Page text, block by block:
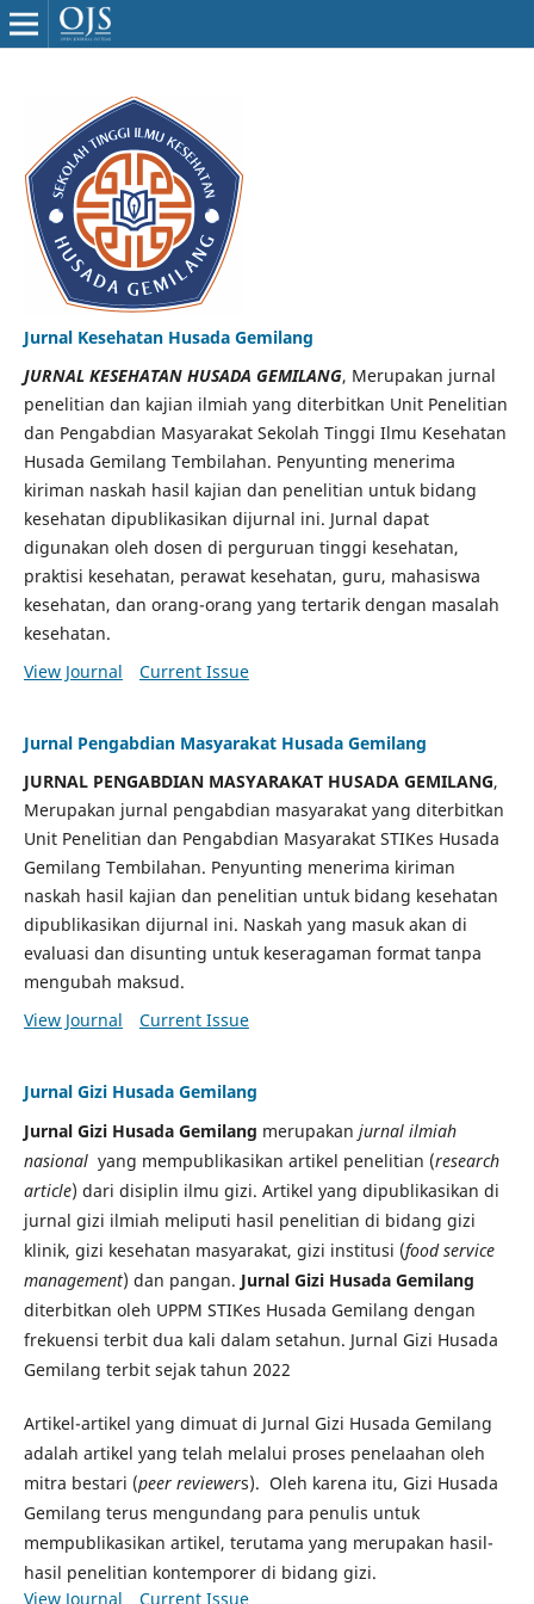
Jurnal Kesehatan Husada Gemilang
JURNAL KESEHATAN HUSADA GEMILANG, Merupakan jurnal
penelitian dan kajian ilmiah yang diterbitkan Unit Penelitian
dan Pengabdian Masyarakat Sekolah Tinggi Ilmu Kesehatan
Husada Gemilang Tembilahan. Penyunting menerima
kiriman naskah hasil kajian dan penelitian untuk bidang
kesehatan dipublikasikan dijurnal ini. Jurnal dapat
digunakan oleh dosen di perguruan tinggi kesehatan,
praktisi kesehatan, perawat kesehatan, guru, mahasiswa
kesehatan, dan orang-orang yang tertarik dengan masalah
kesehatan.
View Journal
Current Issue
Jurnal Pengabdian Masyarakat Husada Gemilang
JURNAL PENGABDIAN MASYARAKAT HUSADA GEMILANG,
Merupakan jurnal pengabdian masyarakat yang diterbitkan
Unit Penelitian dan Pengabdian Masyarakat STIKes Husada
Gemilang Tembilahan. Penyunting menerima kiriman
naskah hasil kajian dan penelitian untuk bidang kesehatan
dipublikasikan dijurnal ini. Naskah yang masuk akan di
evaluasi dan disunting untuk keseragaman format tanpa
mengubah maksud.
View Journal
Current Issue
Jurnal Gizi Husada Gemilang
Jurnal Gizi Husada Gemilang merupakan jurnal ilmiah
nasionalyang mempublikasikan artikel penelitian (research
article) dari disiplin ilmu gizi. Artikel yang dipublikasikan di
jurnal gizi ilmiah meliputi hasil penelitian di bidang gizi
klinik, gizi kesehatan masyarakat, gizi institusi (food service
management) dan pangan. Jurnal Gizi Husada Gemilang
diterbitkan oleh UPPM STIKes Husada Gemilang dengan
frekuensi terbit dua kali dalam setahun. Jurnal Gizi Husada
Gemilang terbit sejak tahun 2022
Artikel-artikel yang dimuat di Jurnal Gizi Husada Gemilang
adalah artikel yang telah melalui proses penelaahan oleh
mitra bestari (peer reviewers). Oleh karena itu, Gizi Husada
Gemilang terus mengundang para penulis untuk
mempublikasikan artikel, terutama yang merupakan hasil-
hasil penelitian kontemporer di bidang gizi.
View Journal
Current Issue